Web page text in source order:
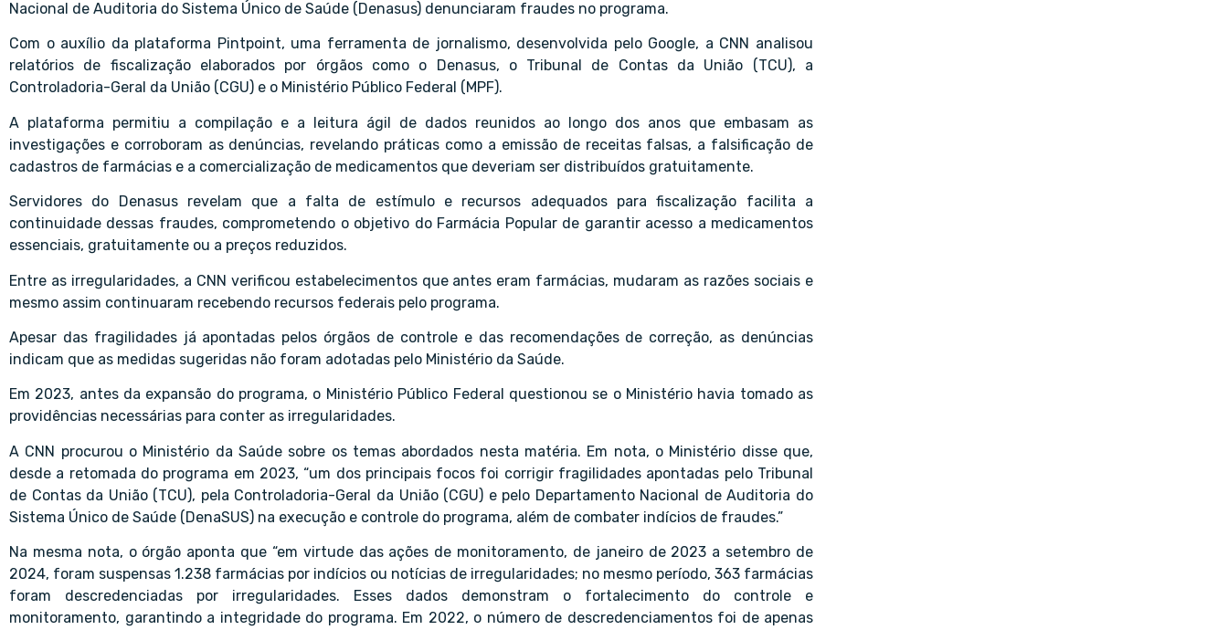
Nacional de Auditoria do Sistema Único de Saúde (Denasus) denunciaram fraudes no programa.
Com o auxílio da plataforma Pintpoint, uma ferramenta de jornalismo, desenvolvida pelo Google, a CNN analisou
relatórios de fiscalização elaborados por órgãos como o Denasus, o Tribunal de Contas da União (TCU), a
Controladoria-Geral da União (CGU) e o Ministério Público Federal (MPF).
A plataforma permitiu a compilação e a leitura ágil de dados reunidos ao longo dos anos que embasam as
investigações e corroboram as denúncias, revelando práticas como a emissão de receitas falsas, a falsificação de
cadastros de farmácias e a comercialização de medicamentos que deveriam ser distribuídos gratuitamente.
Servidores do Denasus revelam que a falta de estímulo e recursos adequados para fiscalização facilita a
continuidade dessas fraudes, comprometendo o objetivo do Farmácia Popular de garantir acesso a medicamentos
essenciais, gratuitamente ou a preços reduzidos.
Entre as irregularidades, a CNN verificou estabelecimentos que antes eram farmácias, mudaram as razões sociais e
mesmo assim continuaram recebendo recursos federais pelo programa.
Apesar das fragilidades já apontadas pelos órgãos de controle e das recomendações de correção, as denúncias
indicam que as medidas sugeridas não foram adotadas pelo Ministério da Saúde.
Em 2023, antes da expansão do programa, o Ministério Público Federal questionou se o Ministério havia tomado as
providências necessárias para conter as irregularidades.
A CNN procurou o Ministério da Saúde sobre os temas abordados nesta matéria. Em nota, o Ministério disse que,
desde a retomada do programa em 2023, “um dos principais focos foi corrigir fragilidades apontadas pelo Tribunal
de Contas da União (TCU), pela Controladoria-Geral da União (CGU) e pelo Departamento Nacional de Auditoria do
Sistema Único de Saúde (DenaSUS) na execução e controle do programa, além de combater indícios de fraudes.”
Na mesma nota, o órgão aponta que “em virtude das ações de monitoramento, de janeiro de 2023 a setembro de
2024, foram suspensas 1.238 farmácias por indícios ou notícias de irregularidades; no mesmo período, 363 farmácias
foram descredenciadas por irregularidades. Esses dados demonstram o fortalecimento do controle e
monitoramento, garantindo a integridade do programa. Em 2022, o número de descredenciamentos foi de apenas